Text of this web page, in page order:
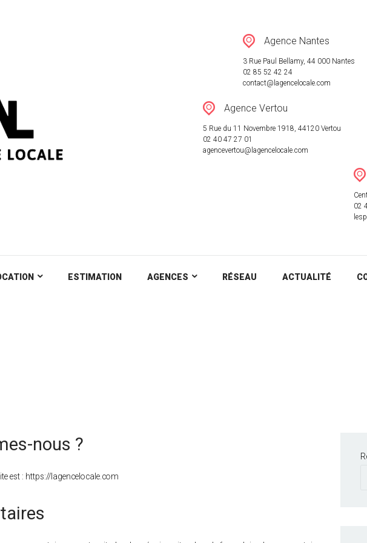
Agence Nantes
3 Rue Paul Bellamy, 44 000 Nantes
02 85 52 42 24
contact@lagencelocale.com
Agence Vertou
5 Rue du 11 Novembre 1918, 44120 Vertou
02 40 47 27 01
agencevertou@lagencelocale.com
02
ESTIMATION AGENCES RÉSEAU ACTUALITÉ
nous ?
est : https://lagencelocale.com